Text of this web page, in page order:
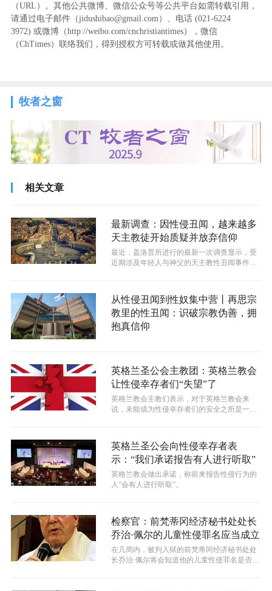
（URL）。其他公共微博、微信公众号等公共平台如需转载引用，
请通过电子邮件（jidushibao@gmail.com）、电话 (021-6224
3972) ‬或微博（http://weibo.com/cnchristiantimes），微信
（ChTimes）联络我们，得到授权方可转载或做其他使用。
牧者之窗
相关文章
最新调查：因性侵丑闻，越来越多
天主教徒开始质疑并放弃信仰
最近，盖洛普所进行的最新一次调查显示，受
近期涉及年轻人与神父的天主教性丑闻事件的
从性侵丑闻到性奴集中营丨再思宗
教里的性丑闻：识破宗教伪善，拥
抱真信仰
英格兰圣公会主教团：英格兰教会
让性侵幸存者们“失望”了
英格兰教会主教们表示，对于英格兰教会来
说，未能成为性侵幸存者们的安全之所是一种
英格兰圣公会向性侵幸存者表
示：“我们承诺报告有人进行听取”
英格兰教会做出承诺，称前来报告性侵行为的
人“会有人进行听取”。
检察官：前梵蒂冈经济秘书处处长
乔治·佩尔的儿童性侵罪名应当成立
在几周内，被判入狱的前梵蒂冈经济秘书处处
长乔治·佩尔将会知道他的儿童性侵罪名是否被